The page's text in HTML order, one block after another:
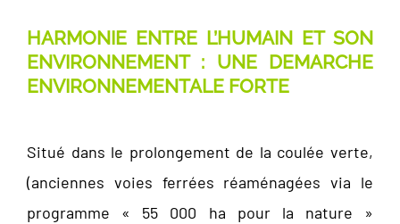
HARMONIE ENTRE L’HUMAIN ET SON
ENVIRONNEMENT : UNE DEMARCHE
ENVIRONNEMENTALE FORTE
Situé dans le prolongement de la coulée verte,
(anciennes voies ferrées réaménagées via le
programme « 55 000 ha pour la nature »